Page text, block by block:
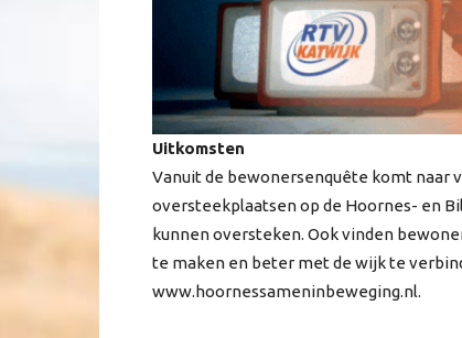
Uitkomsten
Vanuit de bewonersenquête komt naar
oversteekplaatsen op de Hoornes- en
kunnen oversteken. Ook vinden
te maken en beter met de wijk te
www.hoornessameninbeweging.nl.